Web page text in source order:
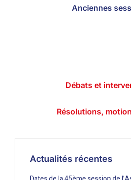
Anciennes
Débats et
Résolutions,
Actualités récentes